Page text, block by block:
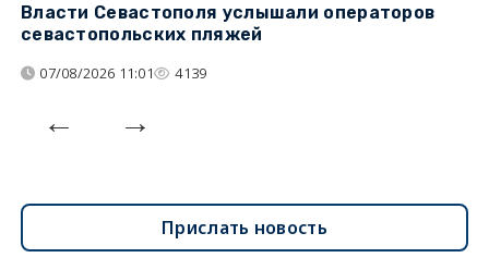
Власти Севастополя услышали операторов
севастопольских пляжей
07/08/2026 11:01 4139
Прислать новость